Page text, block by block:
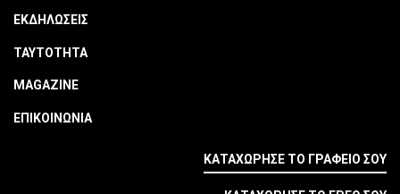
ΕΚΔΗΛΩΣΕΙΣ
ΤΑΥΤΟΤΗΤΑ
MAGAZINE
ΕΠΙΚΟΙΝΩΝΙΑ
ΚΑΤΑΧΩΡΗΣΕ ΤΟ ΓΡΑΦΕΙΟ ΣΟΥ